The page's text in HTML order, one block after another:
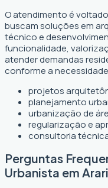
O atendimento é
buscam soluções em
técnico e
funcionalidade,
atender demandas
conforme a
projetos
planejamento
urbanização de
regularização e
consultoria
Perguntas
Urbanista em